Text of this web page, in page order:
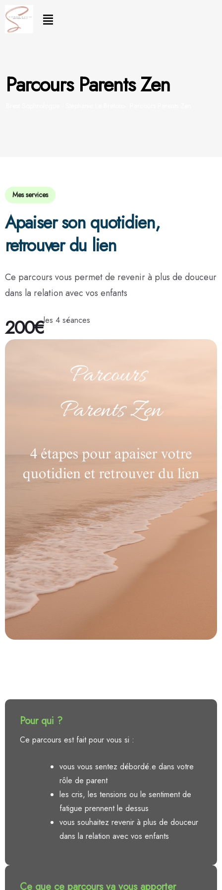
Parcours Parents Zen
Mes services
Apaiser son quotidien,
retrouver du lien
Ce parcours vous permet de revenir à plus de douceur
dans la relation avec vos enfants
200€les 4 séances
Pour qui ?
Ce parcours est fait pour vous si :
vous vous sentez débordé.e dans votre
rôle de parent
les cris, les tensions ou le sentiment de
fatigue prennent le dessus
vous souhaitez revenir à plus de douceur
dans la relation avec vos enfants
Ce que ce parcours va vous apporter